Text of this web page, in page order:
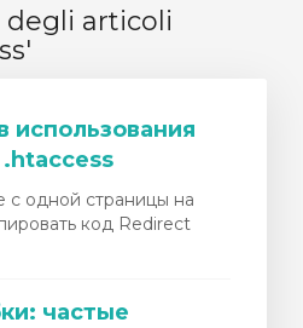
degli articoli
использования
с одной страницы на
код Redirect
частые